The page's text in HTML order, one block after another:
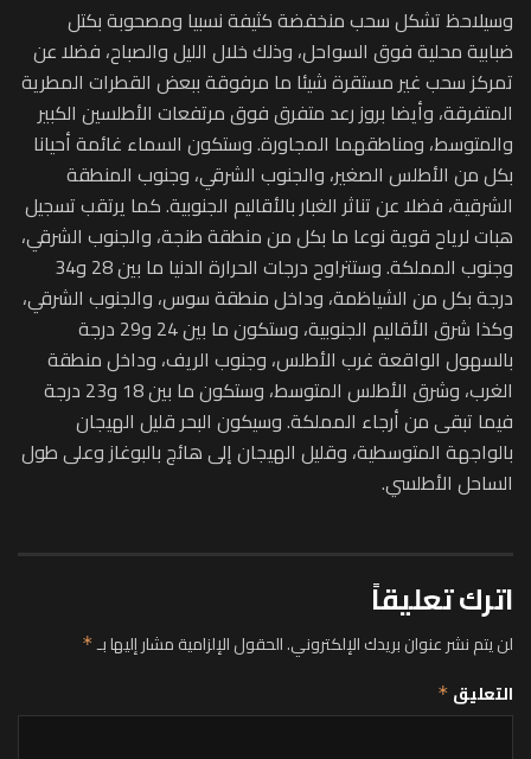
وسيلاحظ تشكل سحب منخفضة كثيفة نسبيا ومصحوبة بكتل
ضبابية محلية فوق السواحل، وذلك خلال الليل والصباح، فضلا عن
تمركز سحب غير مستقرة شيئا ما مرفوقة ببعض القطرات المطرية
المتفرقة، وأيضا بروز رعد متفرق فوق مرتفعات الأطلسين الكبير
والمتوسط، ومناطقهما المجاورة. وستكون السماء غائمة أحيانا
بكل من الأطلس الصغير، والجنوب الشرقي، وجنوب المنطقة
الشرقية، فضلا عن تناثر الغبار بالأقاليم الجنوبية. كما يرتقب تسجيل
هبات لرياح قوية نوعا ما بكل من منطقة طنجة، والجنوب الشرقي،
وجنوب المملكة. وستتراوح درجات الحرارة الدنيا ما بين 28 و34
درجة بكل من الشياظمة، وداخل منطقة سوس، والجنوب الشرقي،
وكذا شرق الأقاليم الجنوبية، وستكون ما بين 24 و29 درجة
بالسهول الواقعة غرب الأطلس، وجنوب الريف، وداخل منطقة
الغرب، وشرق الأطلس المتوسط، وستكون ما بين 18 و23 درجة
فيما تبقى من أرجاء المملكة. وسيكون البحر قليل الهيجان
بالواجهة المتوسطية، وقليل الهيجان إلى هائج بالبوغاز وعلى طول
الساحل الأطلسي.
اترك تعليقاً
لن يتم نشر عنوان بريدك الإلكتروني.الحقول الإلزامية مشار إليها بـ*
التعليق *